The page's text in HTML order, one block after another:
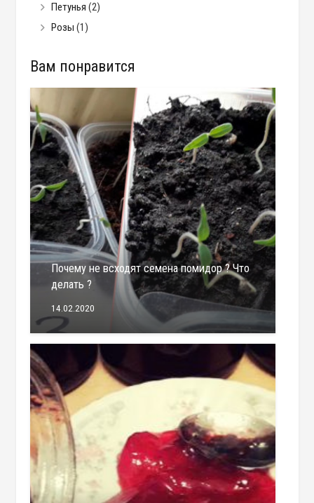
Петунья (2)
Розы (1)
Вам понравится
Почему не всходят семена помидор ? Что
делать ?
14.02.2020